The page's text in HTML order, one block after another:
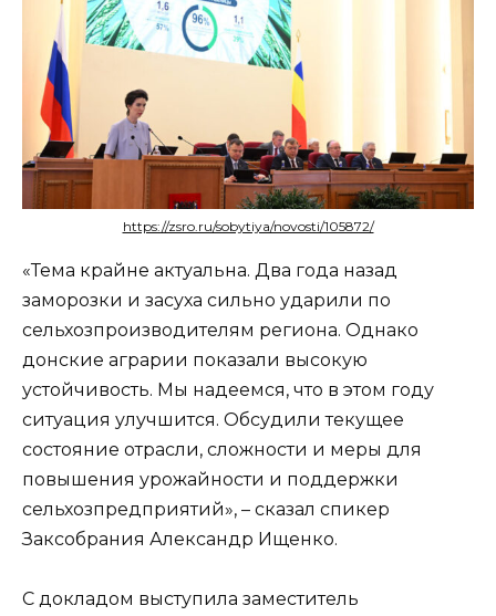
https://zsro.ru/sobytiya/novosti/105872/
«Тема крайне актуальна. Два года назад
заморозки и засуха сильно ударили по
сельхозпроизводителям региона. Однако
донские аграрии показали высокую
устойчивость. Мы надеемся, что в этом году
ситуация улучшится. Обсудили текущее
состояние отрасли, сложности и меры для
повышения урожайности и поддержки
сельхозпредприятий», – сказал спикер
Заксобрания Александр Ищенко.
С докладом выступила заместитель